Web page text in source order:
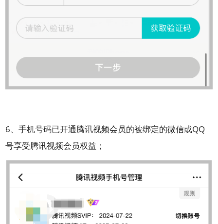
6、手机号码已开通腾讯视频会员的被绑定的微信或QQ
号享受腾讯视频会员权益；